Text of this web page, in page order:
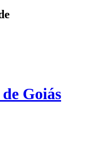
Goiás